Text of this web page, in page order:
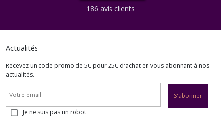
186 avis clients
Actualités
Recevez un code promo de 5€ pour 25€ d'achat en vous abonnant à nos
actualités.
S'abonner
Je ne suis pas un robot